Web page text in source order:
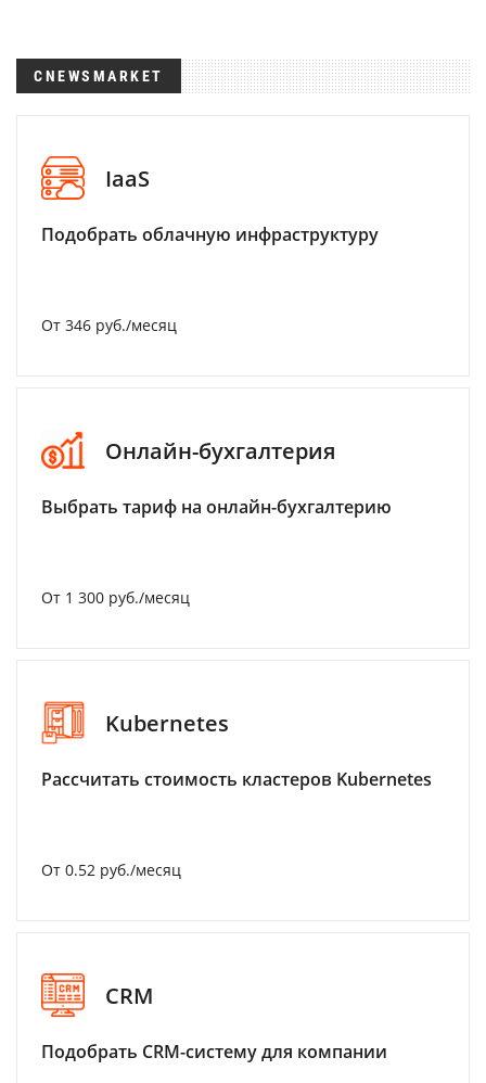
CNEWSMARKET
IaaS
Подобрать облачную инфраструктуру
От 346 руб./месяц
Онлайн-бухгалтерия
Выбрать тариф на онлайн-бухгалтерию
От 1 300 руб./месяц
Kubernetes
Рассчитать стоимость кластеров Kubernetes
От 0.52 руб./месяц
CRM
Подобрать CRM-систему для компании